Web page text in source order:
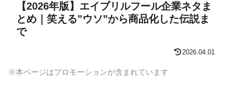
【2026年版】エイプリルフール企業ネタま
とめ｜笑える”ウソ”から商品化した伝説ま
で
2026.04.01
※本ページはプロモーションが含まれています